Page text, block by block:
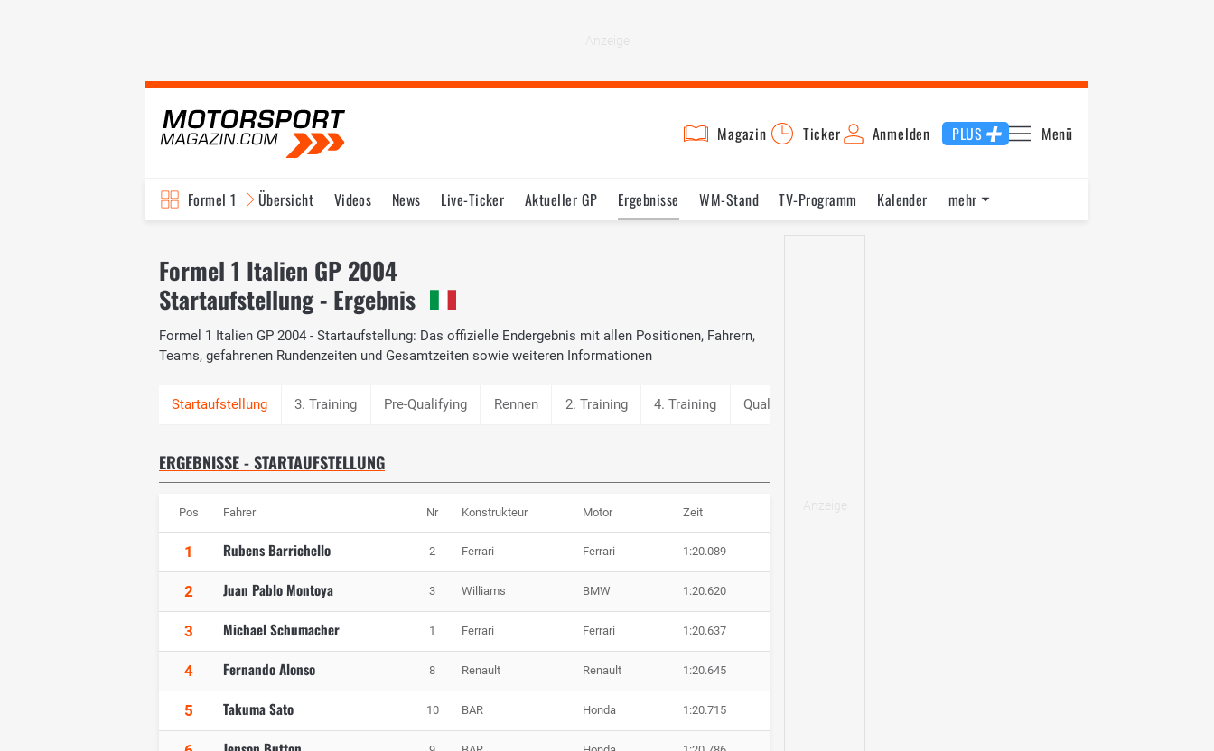
Magazin Ticker Anmelden PLUS Menü
Formel 1 Übersicht Videos News Live-Ticker Aktueller GP Ergebnisse WM-Stand TV-Programm
Kalender
mehr
Formel 1 Italien GP 2004
Startaufstellung - Ergebnis
Formel 1 Italien GP 2004 - Startaufstellung: Das offizielle Endergebnis mit allen Positionen, Fahrern,
Teams, gefahrenen Rundenzeiten und Gesamtzeiten sowie weiteren Informationen
3. Training Pre-Qualifying Rennen 2. Training 4. Training Qualifying
ERGEBNISSE - STARTAUFSTELLUNG
Pos Fahrer Nr Konstrukteur Motor Zeit
1 Rubens Barrichello 2 Ferrari Ferrari 1:20.089
2 Juan Pablo Montoya 3 Williams BMW 1:20.620
3 Michael Schumacher 1 Ferrari Ferrari 1:20.637
4 Fernando Alonso 8 Renault Renault 1:20.645
5 Takuma Sato 10 BAR Honda 1:20.715